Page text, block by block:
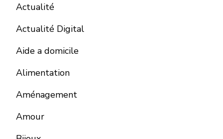
Actualité
Actualité Digital
Aide a domicile
Alimentation
Aménagement
Amour